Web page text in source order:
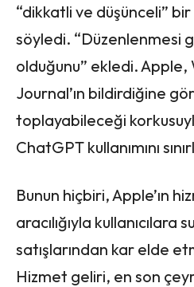
“dikkatli ve düşünceli”
söyledi. “Düzenlenmesi
olduğunu” ekledi.
Journal’ın bildirdiğine
toplayabileceği
ChatGPT kullanımını
Bunun hiçbiri, Apple’ın
aracılığıyla kullanıcılara
satışlarından kar elde
Hizmet geliri, en son